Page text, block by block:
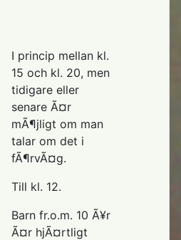
I princip mellan kl.
15 och kl. 20, men
tidigare eller
senare Ã¤r
mÃ¶jligt om man
talar om det i
fÃ¶rvÃ¤g.
Till kl. 12.
Barn fr.o.m. 10 Ã¥r
Ã¤r hjÃ¤rtligt